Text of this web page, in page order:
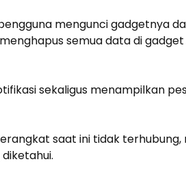
mengunci gadgetnya
semua data di
sekaligus menampilkan
saat ini tidak